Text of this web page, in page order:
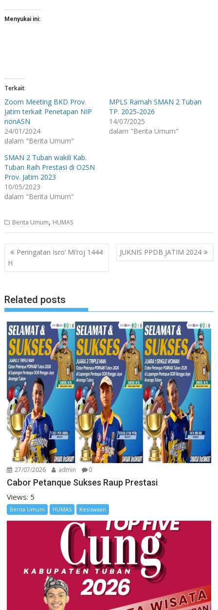
Menyukai ini:
Terkait
Zoom Meeting BKD Prov.
Jatim terkait Penetapan NIP
nonASN
24/01/2024
dalam "Berita Umum"
MPLS Ramah SMAN 2 Tuban
TP. 2025-2026
14/07/2025
dalam "Berita Umum"
SMAN 2 Tuban wakili Kab.
Tuban Raih Prestasi di O2SN
Prov. Jatim 2023
10/05/2023
dalam "Berita Umum"
Berita Umum, HUMAS
Navigasi
pos
Peringatan Isro’ Mi’roj 1444
H
JUKNIS PPDB JATIM 2024
Related posts
27/07/2026 admin 0
Cabor Petanque Sukses Raup Prestasi
Views: 5
Berita Umum HUMAS Kesiswaan